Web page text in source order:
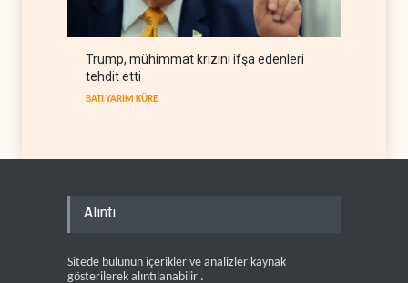
Trump, mühimmat krizini ifşa edenleri
tehdit etti
BATI YARIM KÜRE
Alıntı
Sitede bulunun içerikler ve analizler kaynak
gösterilerek alıntılanabilir .